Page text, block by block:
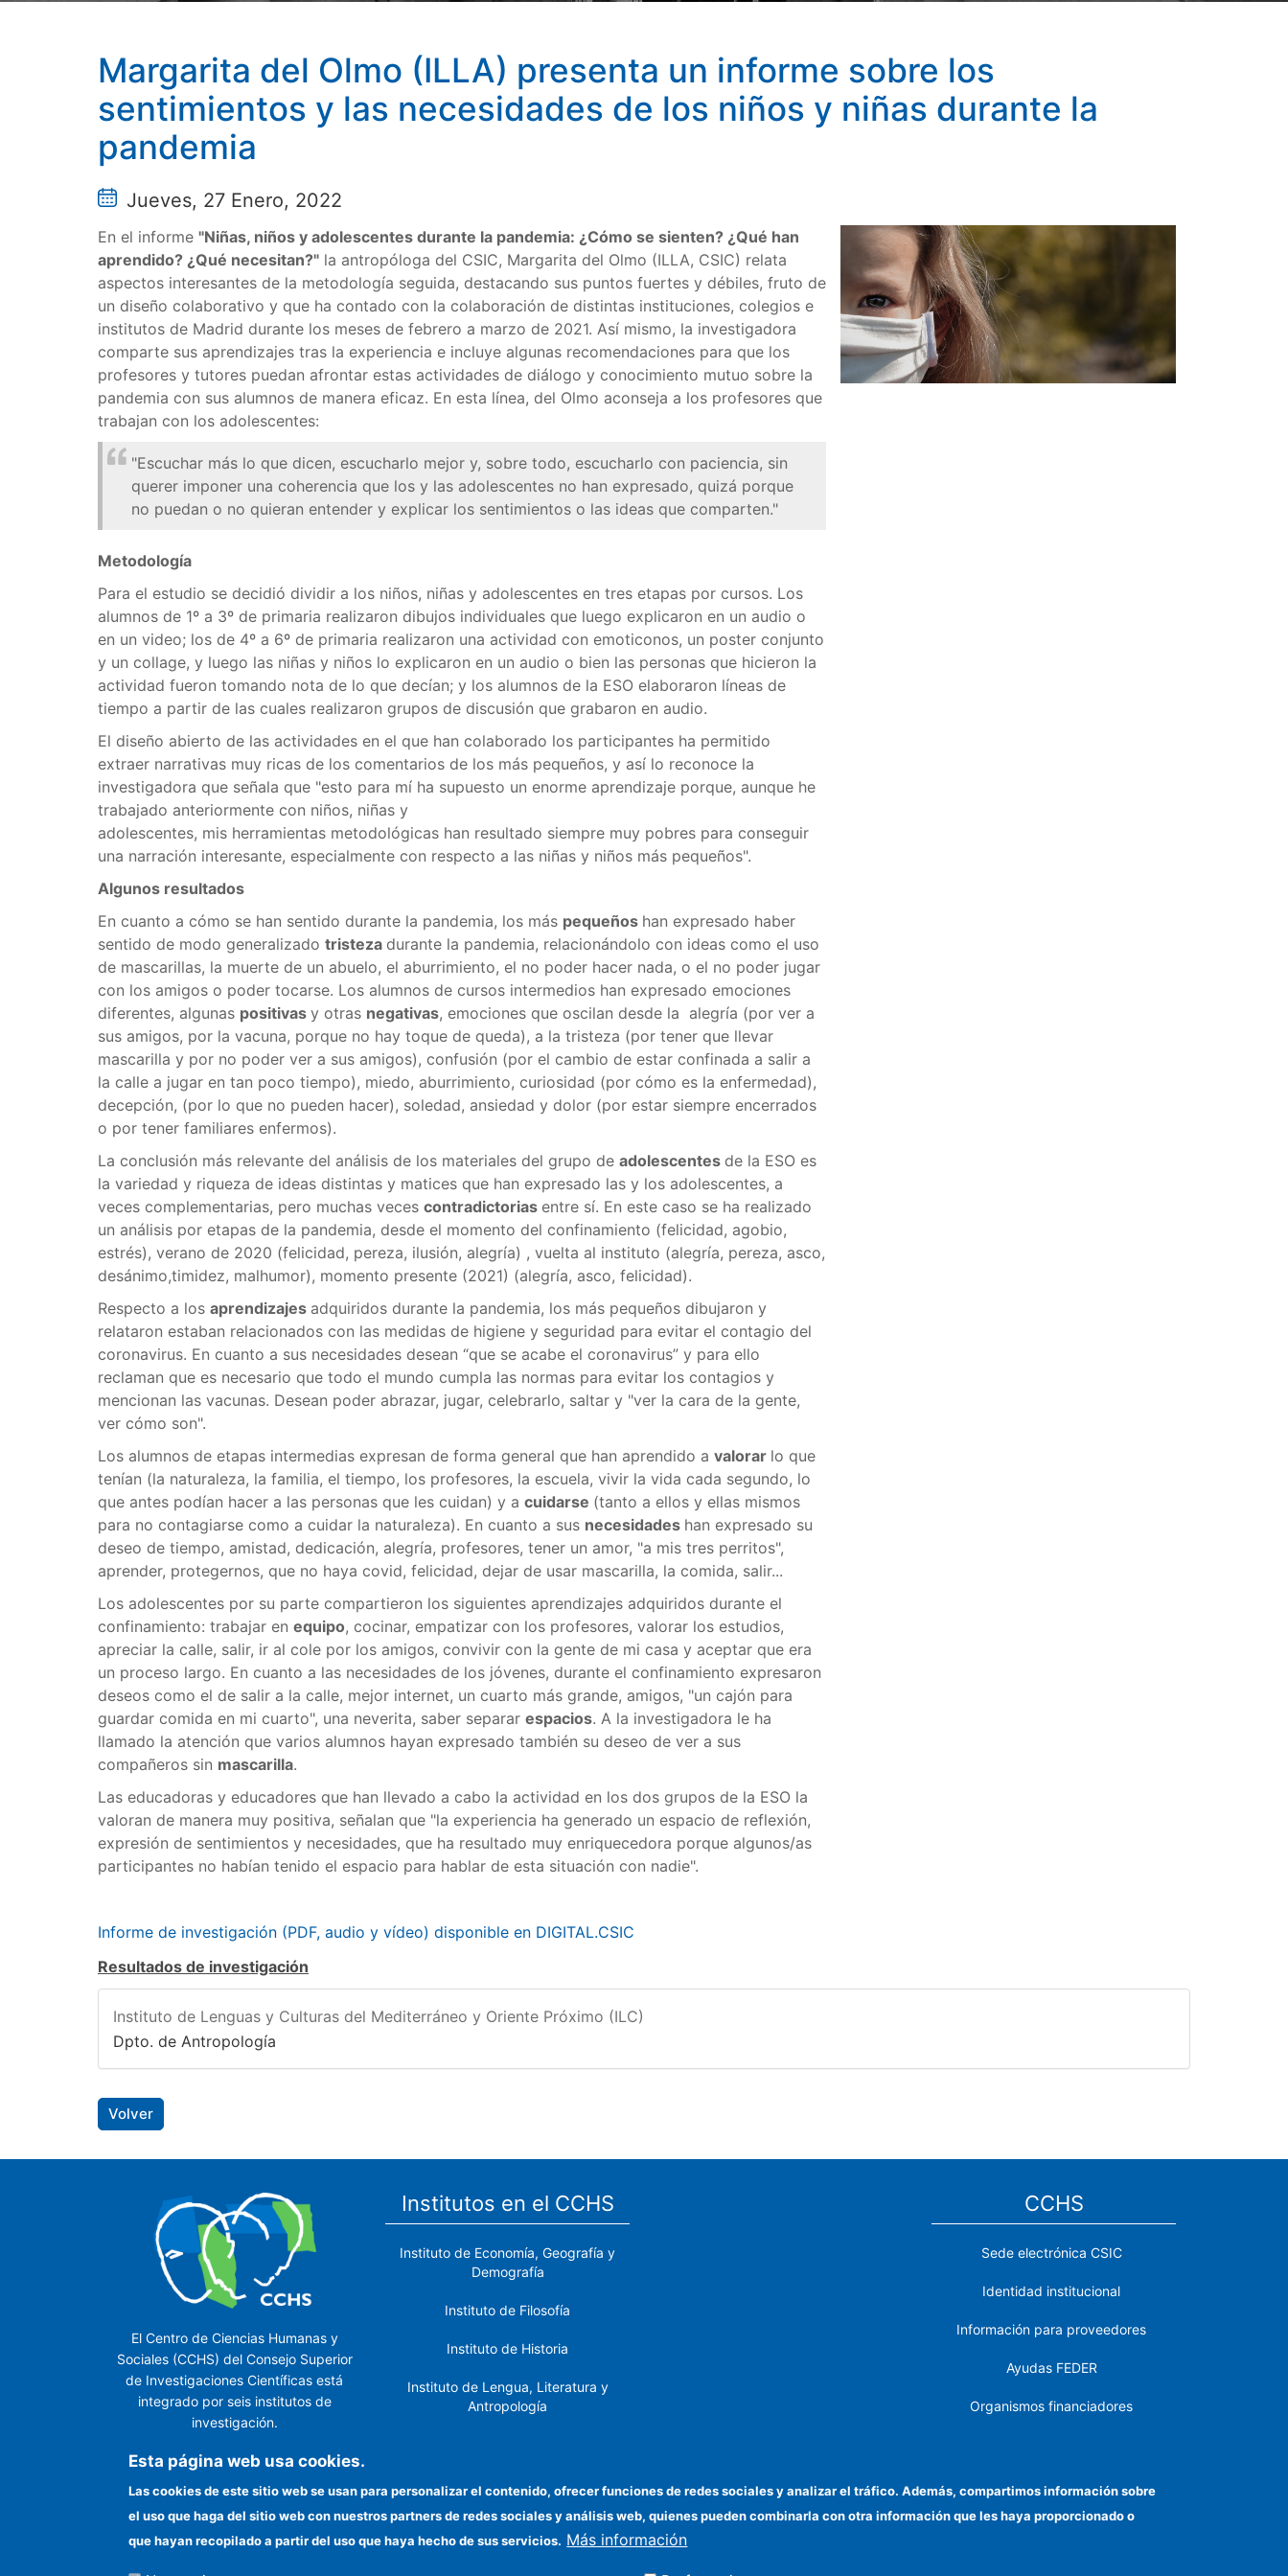
Margarita del Olmo (ILLA) presenta un informe sobre los
sentimientos y las necesidades de los niños y niñas durante la
pandemia
Jueves, 27 Enero, 2022
En el informe "Niñas, niños y adolescentes durante la pandemia: ¿Cómo se sienten? ¿Qué han
aprendido? ¿Qué necesitan?" la antropóloga del CSIC, Margarita del Olmo (ILLA, CSIC) relata
aspectos interesantes de la metodología seguida, destacando sus puntos fuertes y débiles, fruto de
un diseño colaborativo y que ha contado con la colaboración de distintas instituciones, colegios e
institutos de Madrid durante los meses de febrero a marzo de 2021. Así mismo, la investigadora
comparte sus aprendizajes tras la experiencia e incluye algunas recomendaciones para que los
profesores y tutores puedan afrontar estas actividades de diálogo y conocimiento mutuo sobre la
pandemia con sus alumnos de manera eficaz. En esta línea, del Olmo aconseja a los profesores que
trabajan con los adolescentes:
"Escuchar más lo que dicen, escucharlo mejor y, sobre todo, escucharlo con paciencia, sin
querer imponer una coherencia que los y las adolescentes no han expresado, quizá porque
no puedan o no quieran entender y explicar los sentimientos o las ideas que comparten."
Metodología
Para el estudio se decidió dividir a los niños, niñas y adolescentes en tres etapas por cursos. Los
alumnos de 1º a 3º de primaria realizaron dibujos individuales que luego explicaron en un audio o
en un video; los de 4º a 6º de primaria realizaron una actividad con emoticonos, un poster conjunto
y un collage, y luego las niñas y niños lo explicaron en un audio o bien las personas que hicieron la
actividad fueron tomando nota de lo que decían; y los alumnos de la ESO elaboraron líneas de
tiempo a partir de las cuales realizaron grupos de discusión que grabaron en audio.
El diseño abierto de las actividades en el que han colaborado los participantes ha permitido
extraer narrativas muy ricas de los comentarios de los más pequeños, y así lo reconoce la
investigadora que señala que "esto para mí ha supuesto un enorme aprendizaje porque, aunque he
trabajado anteriormente con niños, niñas y
adolescentes, mis herramientas metodológicas han resultado siempre muy pobres para conseguir
una narración interesante, especialmente con respecto a las niñas y niños más pequeños".
Algunos resultados
En cuanto a cómo se han sentido durante la pandemia, los más pequeños han expresado haber
sentido de modo generalizado tristeza durante la pandemia, relacionándolo con ideas como el uso
de mascarillas, la muerte de un abuelo, el aburrimiento, el no poder hacer nada, o el no poder jugar
con los amigos o poder tocarse. Los alumnos de cursos intermedios han expresado emociones
diferentes, algunas positivas y otras negativas, emociones que oscilan desde la alegría (por ver a
sus amigos, por la vacuna, porque no hay toque de queda), a la tristeza (por tener que llevar
mascarilla y por no poder ver a sus amigos), confusión (por el cambio de estar confinada a salir a
la calle a jugar en tan poco tiempo), miedo, aburrimiento, curiosidad (por cómo es la enfermedad),
decepción, (por lo que no pueden hacer), soledad, ansiedad y dolor (por estar siempre encerrados
o por tener familiares enfermos).
La conclusión más relevante del análisis de los materiales del grupo de adolescentes de la ESO es
la variedad y riqueza de ideas distintas y matices que han expresado las y los adolescentes, a
veces complementarias, pero muchas veces contradictorias entre sí. En este caso se ha realizado
un análisis por etapas de la pandemia, desde el momento del confinamiento (felicidad, agobio,
estrés), verano de 2020 (felicidad, pereza, ilusión, alegría) , vuelta al instituto (alegría, pereza, asco,
desánimo,timidez, malhumor), momento presente (2021) (alegría, asco, felicidad).
Respecto a los aprendizajes adquiridos durante la pandemia, los más pequeños dibujaron y
relataron estaban relacionados con las medidas de higiene y seguridad para evitar el contagio del
coronavirus. En cuanto a sus necesidades desean “que se acabe el coronavirus” y para ello
reclaman que es necesario que todo el mundo cumpla las normas para evitar los contagios y
mencionan las vacunas. Desean poder abrazar, jugar, celebrarlo, saltar y "ver la cara de la gente,
ver cómo son".
Los alumnos de etapas intermedias expresan de forma general que han aprendido a valorar lo que
tenían (la naturaleza, la familia, el tiempo, los profesores, la escuela, vivir la vida cada segundo, lo
que antes podían hacer a las personas que les cuidan) y a cuidarse (tanto a ellos y ellas mismos
para no contagiarse como a cuidar la naturaleza). En cuanto a sus necesidades han expresado su
deseo de tiempo, amistad, dedicación, alegría, profesores, tener un amor, "a mis tres perritos",
aprender, protegernos, que no haya covid, felicidad, dejar de usar mascarilla, la comida, salir...
Los adolescentes por su parte compartieron los siguientes aprendizajes adquiridos durante el
confinamiento: trabajar en equipo, cocinar, empatizar con los profesores, valorar los estudios,
apreciar la calle, salir, ir al cole por los amigos, convivir con la gente de mi casa y aceptar que era
un proceso largo. En cuanto a las necesidades de los jóvenes, durante el confinamiento expresaron
deseos como el de salir a la calle, mejor internet, un cuarto más grande, amigos, "un cajón para
guardar comida en mi cuarto", una neverita, saber separar espacios. A la investigadora le ha
llamado la atención que varios alumnos hayan expresado también su deseo de ver a sus
compañeros sin mascarilla.
Las educadoras y educadores que han llevado a cabo la actividad en los dos grupos de la ESO la
valoran de manera muy positiva, señalan que "la experiencia ha generado un espacio de reflexión,
expresión de sentimientos y necesidades, que ha resultado muy enriquecedora porque algunos/as
participantes no habían tenido el espacio para hablar de esta situación con nadie".
Informe de investigación (PDF, audio y vídeo) disponible en DIGITAL.CSIC
Resultados de investigación
Instituto de Lenguas y Culturas del Mediterráneo y Oriente Próximo (ILC)
Dpto. de Antropología
Volver
El Centro de Ciencias Humanas y
Sociales (CCHS) del Consejo Superior
de Investigaciones Científicas está
integrado por seis institutos de
investigación.
Institutos en el CCHS
Instituto de Economía, Geografía y
Demografía
Instituto de Filosofía
Instituto de Historia
Instituto de Lengua, Literatura y
Antropología
Próximo
Instituto de Políticas y Bienes
Públicos
CCHS
Sede electrónica CSIC
Identidad institucional
Información para proveedores
Ayudas FEDER
Organismos financiadores
Cómo llegar
Esta página web usa cookies.
Las cookies de este sitio web se usan para personalizar el contenido, ofrecer funciones de redes sociales y analizar el tráfico. Además, compartimos información sobre
el uso que haga del sitio web con nuestros partners de redes sociales y análisis web, quienes pueden combinarla con otra información que les haya proporcionado o
que hayan recopilado a partir del uso que haya hecho de sus servicios. Más información